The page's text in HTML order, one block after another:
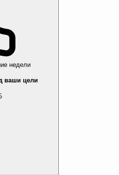
недели
ваши цели